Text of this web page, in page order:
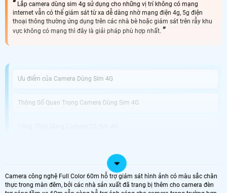
Lắp camera dùng sim 4g sử dụng cho những vị trí không có mạng
internet vẫn có thể giám sát từ xa dễ dàng nhờ mạng điện 4g, 5g điện
thoại thông thường ứng dụng trên các nhà bè hoặc giám sát trên rẫy khu
vực không có mạng thì đây là giải pháp phù hợp nhất.
Ưu điểm của Camera Dùng Sim 4G
Thông Số Quan Trọng Camera Dùng Sim 4G
Lắp Camera Dùng Sim 4G là lựa chọn hoàn hảo cho việc giám sát từ xa và bảo
vệ an ninh tại những vị trí không có sẵn kết nối wifi. Với thiết kế tiện lợi và tính
Camera công nghệ Full Color 60m hỗ trợ giám sát hình ảnh có màu sắc chân
thực trong màn đêm, bởi các nhà sản xuất đã trang bị thêm cho camera đèn